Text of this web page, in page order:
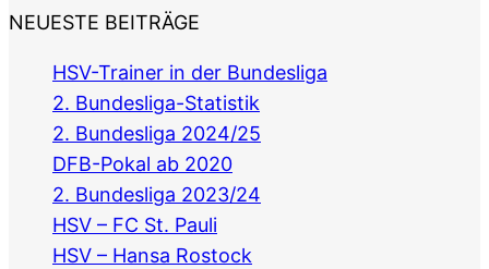
NEUESTE BEITRÄGE
HSV-Trainer in der Bundesliga
2. Bundesliga-Statistik
2. Bundesliga 2024/25
DFB-Pokal ab 2020
2. Bundesliga 2023/24
HSV – FC St. Pauli
HSV – Hansa Rostock